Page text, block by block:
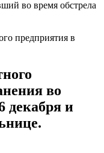
предприятия в
во
декабря и